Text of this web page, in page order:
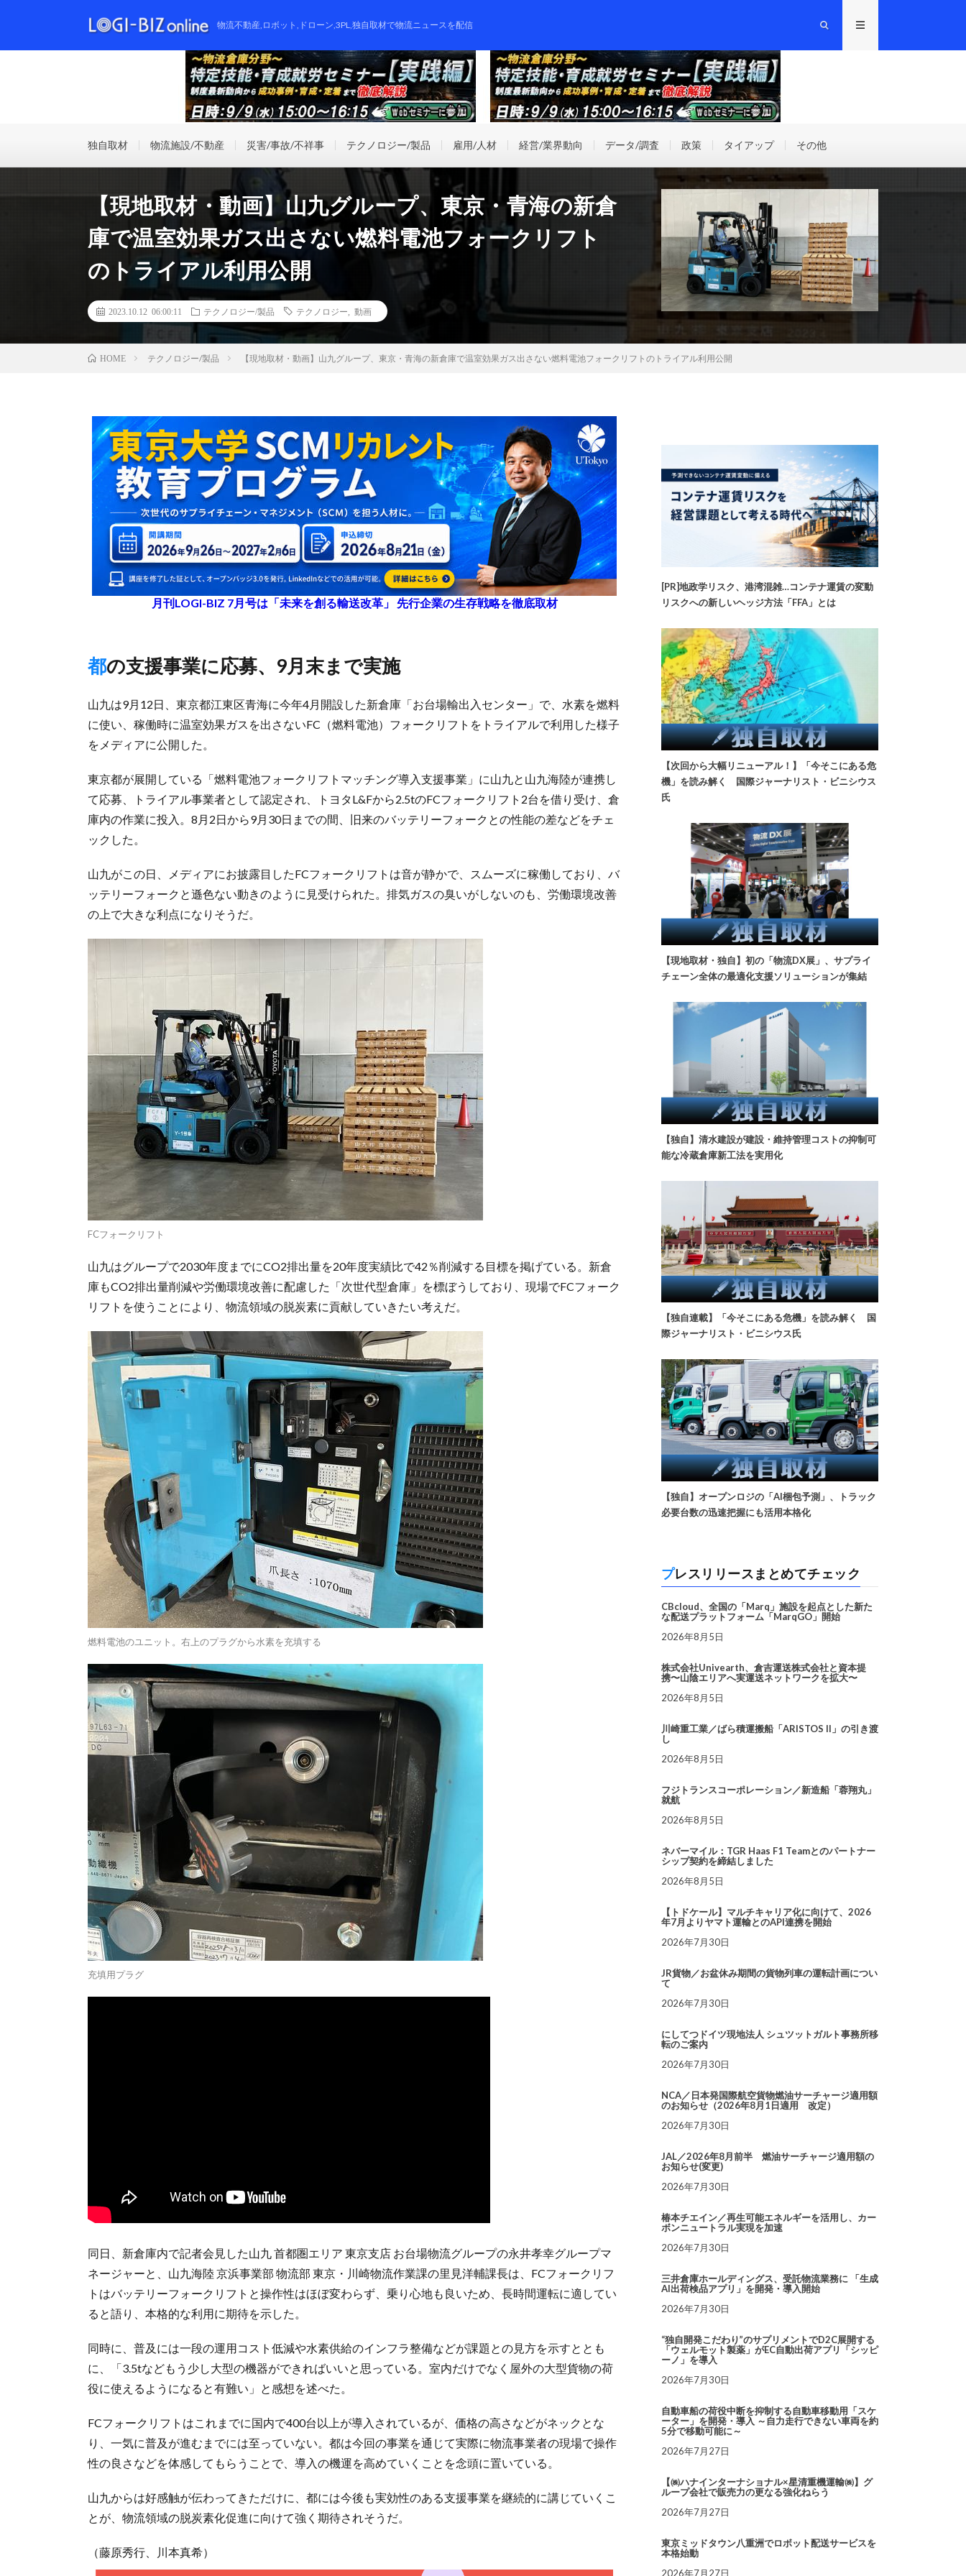
物流不動産,ロボット,ドローン,3PL,独自取材で物流ニュースを配信
独自取材 物流施設/不動産 災害/事故/不祥事 テクノロジー/製品 雇用/人材 経営/業界動向 データ/調査 政策 タイアップ その他
【現地取材・動画】山九グループ、東京・青海の新倉
庫で温室効果ガス出さない燃料電池フォークリフト
のトライアル利用公開
2023.10.12 06:00:11 テクノロジー/製品 テクノロジー 動画
HOME テクノロジー/製品 【現地取材・動画】山九グループ、東京・青海の新倉庫で温室効果ガス出さない燃料電池フォークリフトのトライアル利用公開
月刊LOGI-BIZ 7月号は「未来を創る輸送改革」 先行企業の生存戦略を徹底取材
都の支援事業に応募、9月末まで実施
山九は9月12日、東京都江東区青海に今年4月開設した新倉庫「お台場輸出入センター」で、水素を燃料
に使い、稼働時に温室効果ガスを出さないFC（燃料電池）フォークリフトをトライアルで利用した様子
をメディアに公開した。
東京都が展開している「燃料電池フォークリフトマッチング導入支援事業」に山九と山九海陸が連携し
て応募、トライアル事業者として認定され、トヨタL&Fから2.5tのFCフォークリフト2台を借り受け、倉
庫内の作業に投入。8月2日から9月30日までの間、旧来のバッテリーフォークとの性能の差などをチェ
ックした。
山九がこの日、メディアにお披露目したFCフォークリフトは音が静かで、スムーズに稼働しており、バ
ッテリーフォークと遜色ない動きのように見受けられた。排気ガスの臭いがしないのも、労働環境改善
の上で大きな利点になりそうだ。
FCフォークリフト
山九はグループで2030年度までにCO2排出量を20年度実績比で42％削減する目標を掲げている。新倉
庫もCO2排出量削減や労働環境改善に配慮した「次世代型倉庫」を標ぼうしており、現場でFCフォーク
リフトを使うことにより、物流領域の脱炭素に貢献していきたい考えだ。
燃料電池のユニット。右上のプラグから水素を充填する
充填用プラグ
同日、新倉庫内で記者会見した山九 首都圏エリア 東京支店 お台場物流グループの永井孝幸グループマ
ネージャーと、山九海陸 京浜事業部 物流部 東京・川崎物流作業課の里見洋輔課長は、FCフォークリフ
トはバッテリーフォークリフトと操作性はほぼ変わらず、乗り心地も良いため、長時間運転に適してい
ると語り、本格的な利用に期待を示した。
同時に、普及には一段の運用コスト低減や水素供給のインフラ整備などが課題との見方を示すととも
に、「3.5tなどもう少し大型の機器ができればいいと思っている。室内だけでなく屋外の大型貨物の荷
役に使えるようになると有難い」と感想を述べた。
FCフォークリフトはこれまでに国内で400台以上が導入されているが、価格の高さなどがネックとな
り、一気に普及が進むまでには至っていない。都は今回の事業を通じて実際に物流事業者の現場で操作
性の良さなどを体感してもらうことで、導入の機運を高めていくことを念頭に置いている。
山九からは好感触が伝わってきただけに、都には今後も実効性のある支援事業を継続的に講じていくこ
とが、物流領域の脱炭素化促進に向けて強く期待されそうだ。
（藤原秀行、川本真希）
[PR]地政学リスク、港湾混雑…コンテナ運賃の変動
リスクへの新しいヘッジ方法「FFA」とは
【次回から大幅リニューアル！】「今そこにある危
機」を読み解く 国際ジャーナリスト・ビニシウス
氏
【現地取材・独自】初の「物流DX展」、サプライ
チェーン全体の最適化支援ソリューションが集結
【独自】清水建設が建設・維持管理コストの抑制可
能な冷蔵倉庫新工法を実用化
【独自連載】「今そこにある危機」を読み解く 国
際ジャーナリスト・ビニシウス氏
【独自】オープンロジの「AI梱包予測」、トラック
必要台数の迅速把握にも活用本格化
プレスリリースまとめてチェック
CBcloud、全国の「Marq」施設を起点とした新た
な配送プラットフォーム「MarqGO」開始
2026年8月5日
株式会社Univearth、倉吉運送株式会社と資本提
携〜山陰エリアへ実運送ネットワークを拡大〜
2026年8月5日
川崎重工業／ばら積運搬船「ARISTOS II」の引き渡
し
2026年8月5日
フジトランスコーポレーション／新造船「蓉翔丸」
就航
2026年8月5日
ネバーマイル：TGR Haas F1 Teamとのパートナー
シップ契約を締結しました
2026年8月5日
【トドケール】マルチキャリア化に向けて、2026
年7月よりヤマト運輸とのAPI連携を開始
2026年7月30日
JR貨物／お盆休み期間の貨物列車の運転計画につい
て
2026年7月30日
にしてつドイツ現地法人 シュツットガルト事務所移
転のご案内
2026年7月30日
NCA／日本発国際航空貨物燃油サーチャージ適用額
のお知らせ（2026年8月1日適用 改定）
2026年7月30日
JAL／2026年8月前半 燃油サーチャージ適用額の
お知らせ(変更)
2026年7月30日
椿本チエイン／再生可能エネルギーを活用し、カー
ボンニュートラル実現を加速
2026年7月30日
三井倉庫ホールディングス、受託物流業務に 「生成
AI出荷検品アプリ」を開発・導入開始
2026年7月30日
“独自開発こだわり”のサプリメントでD2C展開する
「ウェルモット製薬」がEC自動出荷アプリ「シッピ
ーノ」を導入
2026年7月30日
自動車船の荷役中断を抑制する自動車移動用「スケ
ーター」を開発・導入 ～自力走行できない車両を約
5分で移動可能に～
2026年7月27日
【㈱ハナインターナショナル×星清重機運輸㈱】グ
ループ会社で販売力の更なる強化ねらう
2026年7月27日
東京ミッドタウン八重洲でロボット配送サービスを
本格始動
2026年7月27日